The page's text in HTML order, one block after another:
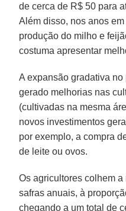
de cerca de R$ 50 para
Além disso, nos anos
produção do milho e
costuma apresentar
A expansão gradativa
gerado melhorias nas
(cultivadas na mesma
novos investimentos
por exemplo, a compra
de leite ou ovos.
Os agricultores colhem
safras anuais, à
chegando a um total de